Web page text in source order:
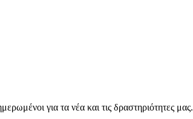
για τα νέα και τις δραστηριότητες μας.